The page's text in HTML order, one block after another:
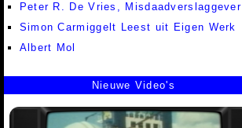
Peter R. De Vries, Misdaadverslaggever
Simon Carmiggelt Leest uit Eigen Werk
Albert Mol
Nieuwe Video's